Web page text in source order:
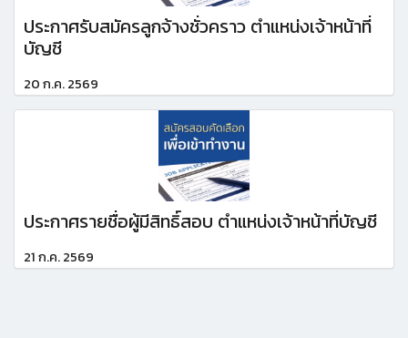
ประกาศรับสมัครลูกจ้างชั่วคราว ตำแหน่งเจ้าหน้าที่
บัญชี
20 ก.ค. 2569
ประกาศรายชื่อผู้มีสิทธิ์สอบ ตำแหน่งเจ้าหน้าที่บัญชี
21 ก.ค. 2569